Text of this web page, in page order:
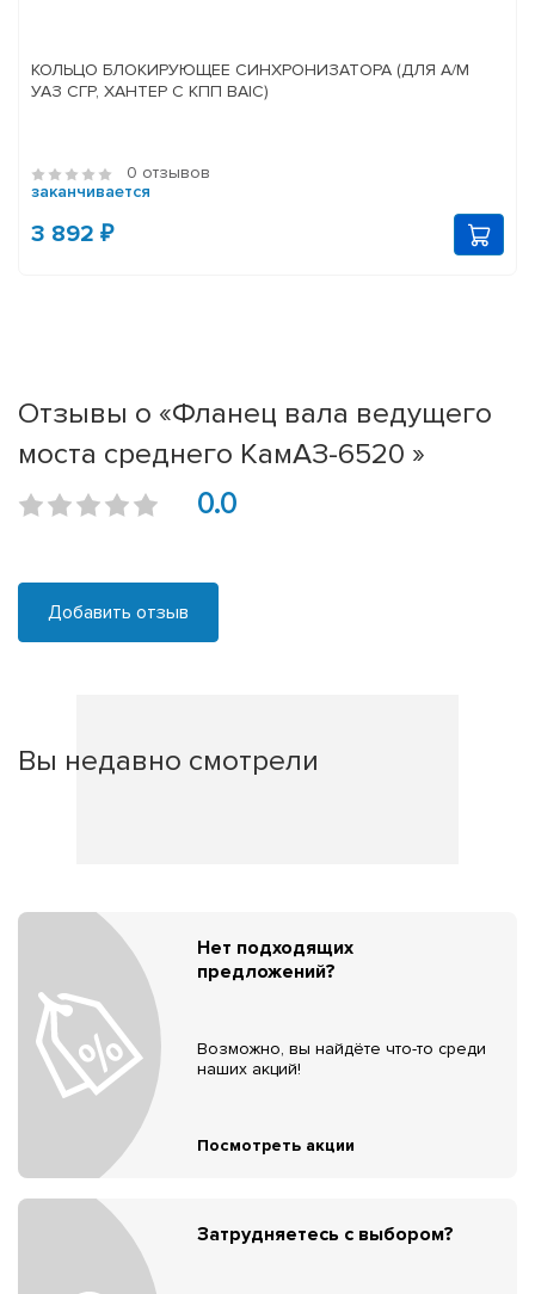
КОЛЬЦО БЛОКИРУЮЩЕЕ СИНХРОНИЗАТОРА (ДЛЯ А/М
УАЗ СГР, ХАНТЕР С КПП BAIC)
0 отзывов
заканчивается
3 892 ₽
Отзывы о «Фланец вала ведущего
моста среднего КамАЗ-6520 »
0.0
Добавить отзыв
Вы недавно смотрели
Нет подходящих
предложений?
Возможно, вы найдёте что-то среди
наших акций!
Посмотреть акции
Затрудняетесь с выбором?